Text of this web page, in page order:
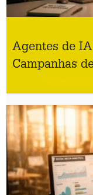
Agentes de
Campanhas